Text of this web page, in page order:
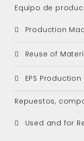
Equipo de
Production
Reuse of
EPS
Repuestos,
Used and for